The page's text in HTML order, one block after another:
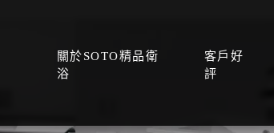
關於SOTO精品衛
浴
客戶好
評